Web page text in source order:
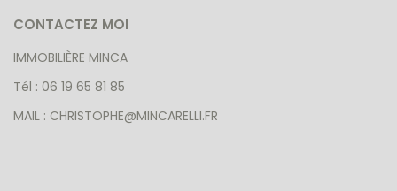
CONTACTEZ MOI
IMMOBILIÈRE MINCA
Tél : 06 19 65 81 85
MAIL : CHRISTOPHE@MINCARELLI.FR